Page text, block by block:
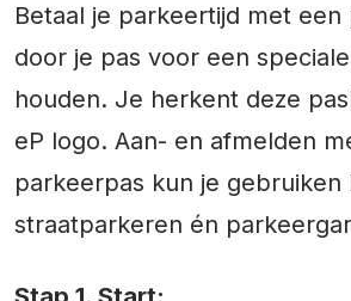
Betaal je parkeertijd met een
door je pas voor een
houden. Je herkent deze
eP logo. Aan- en afmelden
parkeerpas kun je gebruiken
straatparkeren én